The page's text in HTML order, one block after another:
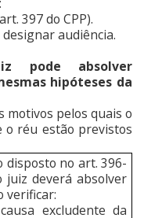
397 do CPP).
audiência.
pode absolver
hipóteses da
motivos pelos quais o
o réu estão previstos
disposto no art. 396-
juiz deverá absolver
verificar:
excludente da